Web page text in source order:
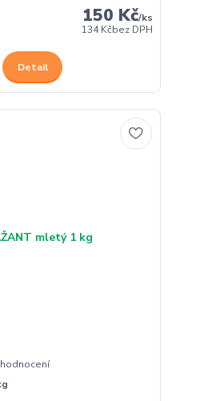
150 Kč/ks
134 Kčbez DPH
Detail